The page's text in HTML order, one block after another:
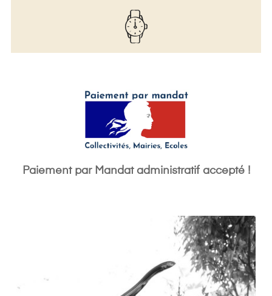
Paiement par Mandat administratif accepté !